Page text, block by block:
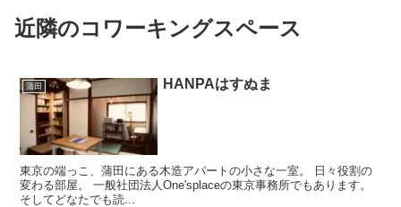
近隣のコワーキングスペース
蒲田 HANPAはすぬま
東京の端っこ、蒲田にある木造アパートの小さな一室。 日々役割の
変わる部屋。 一般社団法人One'splaceの東京事務所でもあります。
そしてどなたでも読...